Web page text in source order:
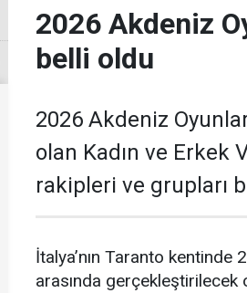
2026 Akdeniz
belli oldu
2026 Akdeniz
olan Kadın ve Erkek
rakipleri ve grupları
İtalya’nın Taranto
arasında gerçekleştirilecek